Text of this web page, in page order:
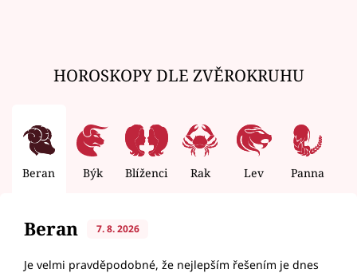
HOROSKOPY DLE ZVĚROKRUHU
Beran Býk Blíženci Rak Lev Panna
Beran 7. 8. 2026
Je velmi pravděpodobné, že nejlepším řešením je dnes